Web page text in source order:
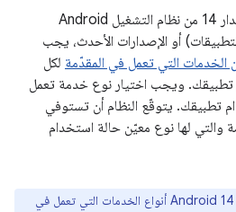
إذا كان تطبيقك يستهدف الإصدار 14 من نظام التشغيل Android
التي تعمل في المقدّمة لكل
ويجب اختيار نوع خدمة تعمل
تطبيقك. يتوقّع النظام أن تستوفي
والتي لها نوع معيّن حالة استخدام
يقدّم نظام التشغيل Android 14 أنواع الخدمات التي تعمل في